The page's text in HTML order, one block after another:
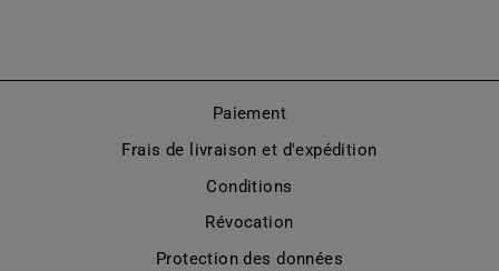
Paiement
Frais de livraison et d'expédition
Conditions
Révocation
Protection des données